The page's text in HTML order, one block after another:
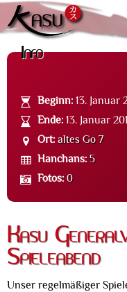
Info
Beginn: 13. Januar
Ende: 13. Januar
Ort: altes Go 7
Hanchans: 5
Fotos: 0
Kasu
Spieleabend
Unser regelmäßiger